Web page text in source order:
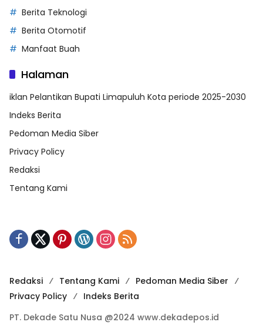
Berita Teknologi
Berita Otomotif
Manfaat Buah
Halaman
iklan Pelantikan Bupati Limapuluh Kota periode 2025-2030
Indeks Berita
Pedoman Media Siber
Privacy Policy
Redaksi
Tentang Kami
Redaksi Tentang Kami
Pedoman Media Siber
Privacy Policy
Indeks Berita
PT. Dekade Satu Nusa @2024 www.dekadepos.id